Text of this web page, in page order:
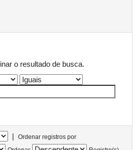
o resultado de busca.
|
Ordenar registros por